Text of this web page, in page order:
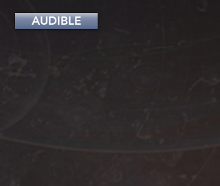
AUDIBLE